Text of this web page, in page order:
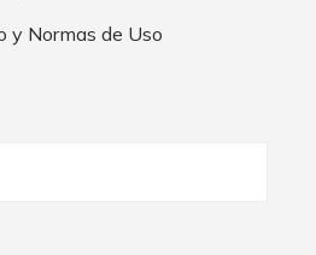
y Normas de Uso